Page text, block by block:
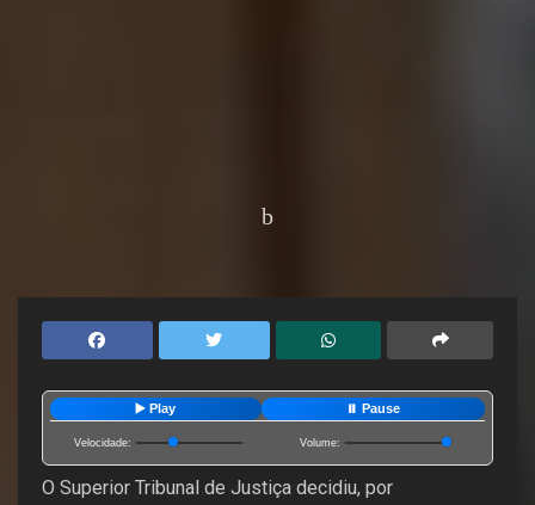
▶️ Play ⏸️ Pause
Velocidade: Volume:
O Superior Tribunal de Justiça decidiu, por